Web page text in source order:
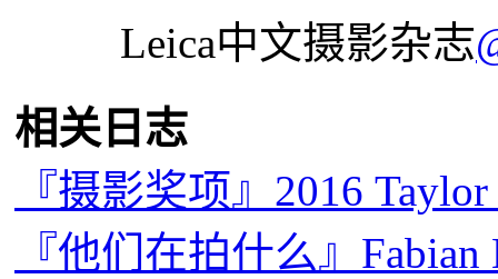
Leica中文摄影杂志
相关日志
『摄影奖项』2016
『他们在拍什么』